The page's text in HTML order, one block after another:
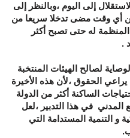
إلى اليوم ،وبالنظر إلى
من أي وقت مضى تدخلا سريعا من
له حتى تصبح أكثر
.
لصالح الهيئات المنتخبة
يراعي الحقوق ،لأن هذه الأخيرة
الساكنة أكثر من الدولة
المدني في هذا التدبير ،لعل
و التنمية المستدامة التي